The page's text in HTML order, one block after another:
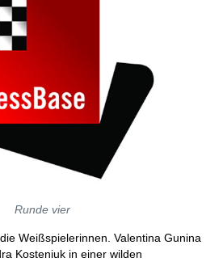
Runde vier
Weißspielerinnen. Valentina Gunina
Kosteniuk in einer wilden